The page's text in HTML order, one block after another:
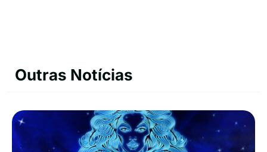
Outras Notícias